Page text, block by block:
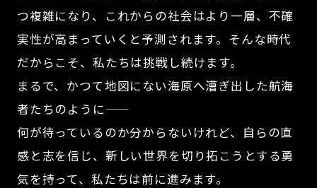
つ複雑になり、これからの社会はより一層、不確
実性が高まっていくと予測されます。そんな時代
だからこそ、私たちは挑戦し続けます。
まるで、かつて地図にない海原へ漕ぎ出した航海
者たちのように――
何が待っているのか分からないけれど、自らの直
感と志を信じ、新しい世界を切り拓こうとする勇
気を持って、私たちは前に進みます。